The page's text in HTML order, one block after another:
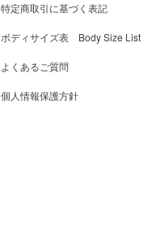
特定商取引に基づく表記
ボディサイズ表 Body Size List
よくあるご質問
個人情報保護方針